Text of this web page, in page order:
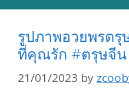
รูปภาพอวยพรตรุ
ที่คุณรัก #ตรุษจีน
21/01/2023 by